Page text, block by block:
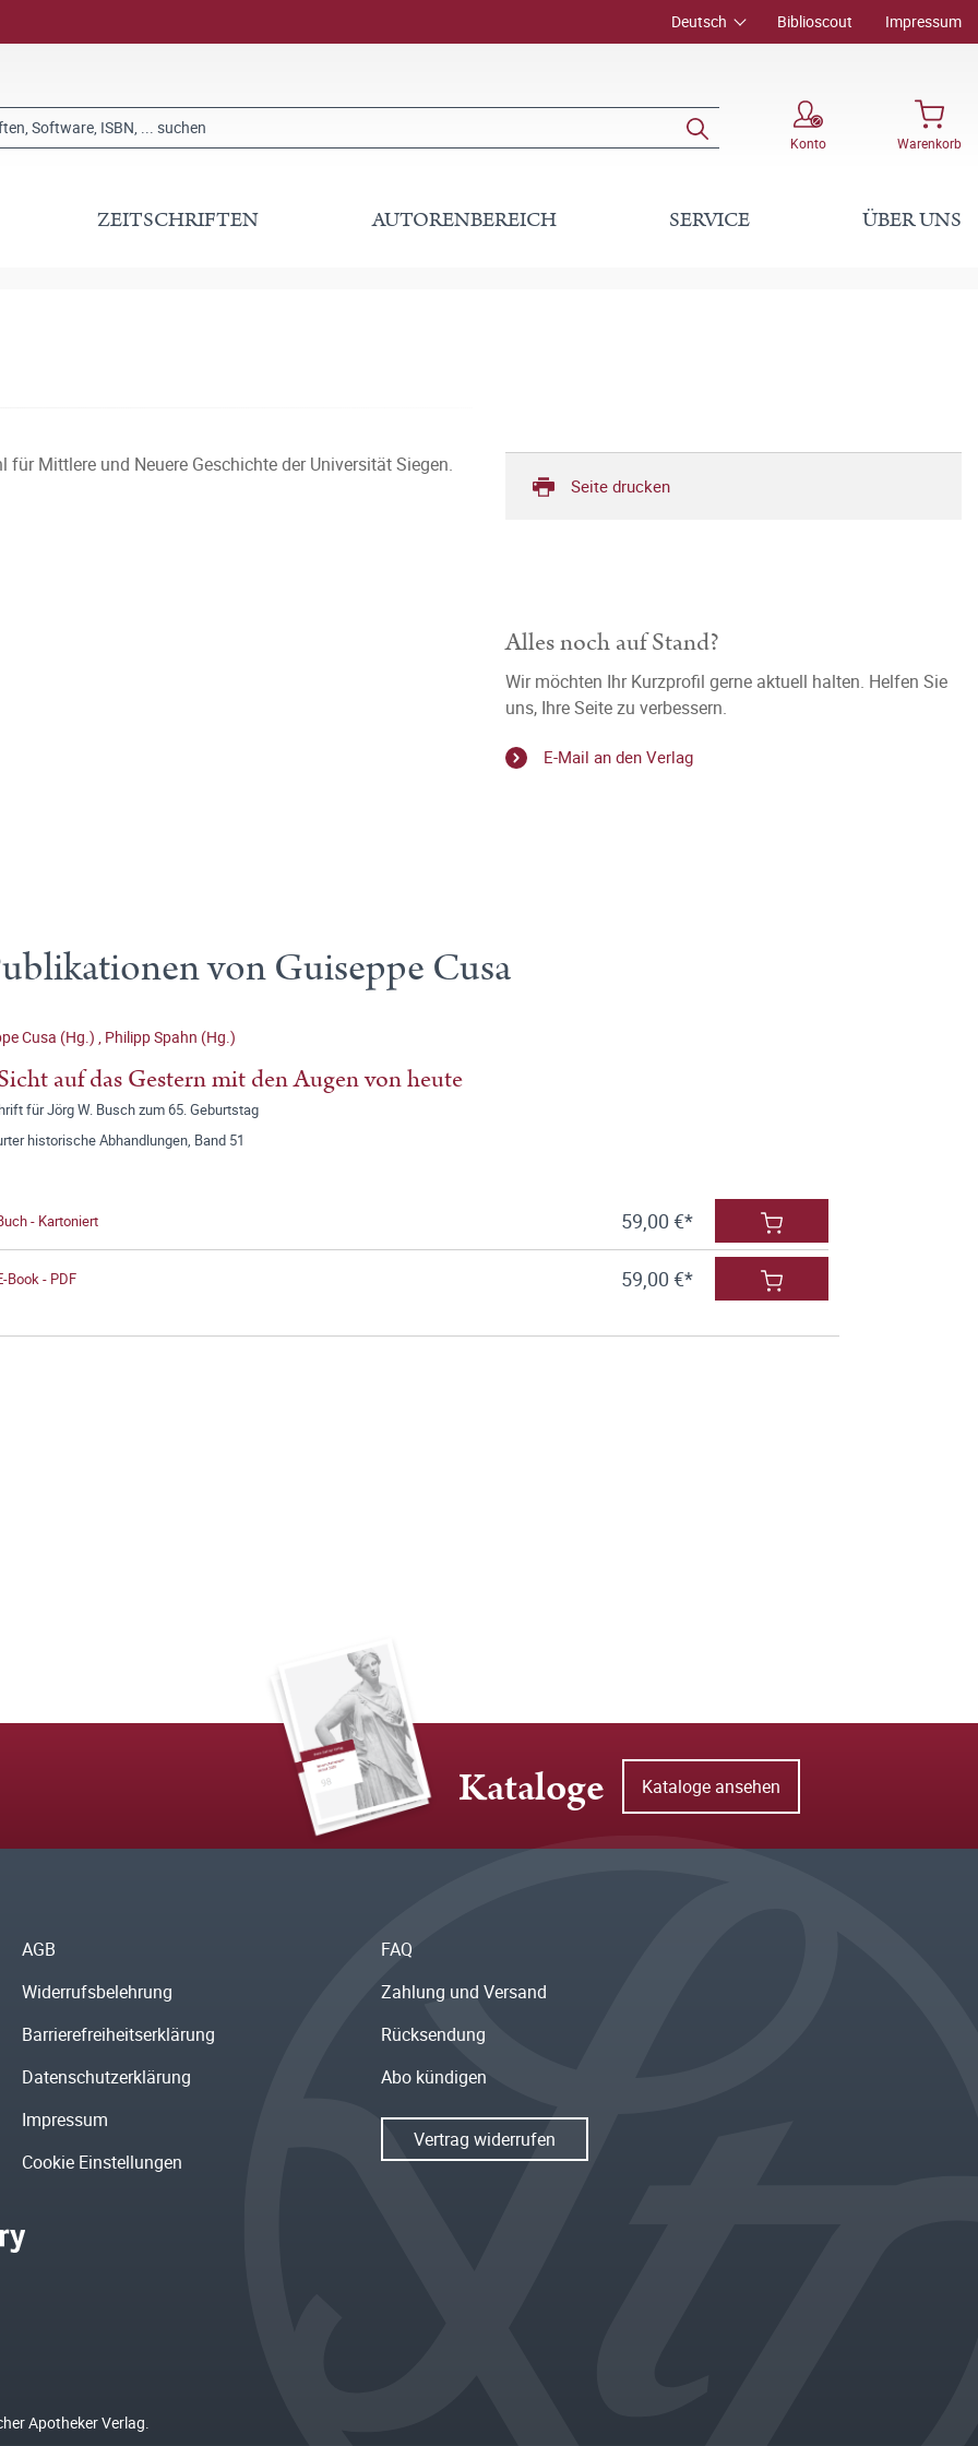
Deutsch Biblioscout Impressum
Konto Warenkorb
ZEITSCHRIFTEN AUTORENBEREICH SERVICE ÜBER UNS
Mittlere und Neuere Geschichte der Universität Siegen.
Seite drucken
Alles noch auf Stand?
Wir möchten Ihr Kurzprofil gerne aktuell halten. Helfen Sie
uns, Ihre Seite zu verbessern.
E-Mail an den Verlag
von Guiseppe Cusa
Cusa (Hg.) , Philipp Spahn (Hg.)
auf das Gestern mit den Augen von heute
für Jörg W. Busch zum 65. Geburtstag
historische Abhandlungen, Band 51
- Kartoniert 59,00 €*
Book - PDF 59,00 €*
Kataloge Kataloge ansehen
AGB
Widerrufsbelehrung
Barrierefreiheitserklärung
Datenschutzerklärung
Impressum
Cookie Einstellungen
FAQ
Zahlung und Versand
Rücksendung
Abo kündigen
Vertrag widerrufen
Apotheker Verlag.